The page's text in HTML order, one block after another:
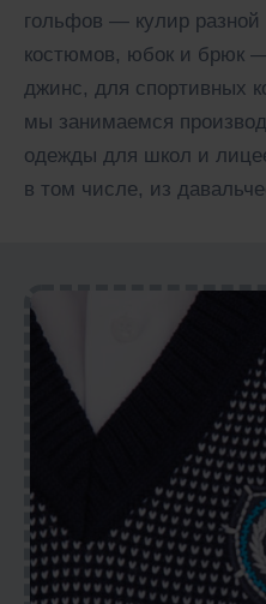
гольфов — кулир
костюмов, юбок и брюк
джинс, для спортивных
мы занимаемся
одежды для школ и
в том числе, из